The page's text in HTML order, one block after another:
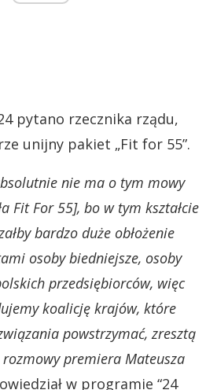
pytano rzecznika rządu,
unijny pakiet „Fit for 55”.
nie ma o tym mowy
Fit For 55], bo w tym kształcie
bardzo duże obłożenie
osoby biedniejsze, osoby
przedsiębiorców, więc
koalicję krajów, które
powstrzymać, zresztą
premiera Mateusza
w programie “24